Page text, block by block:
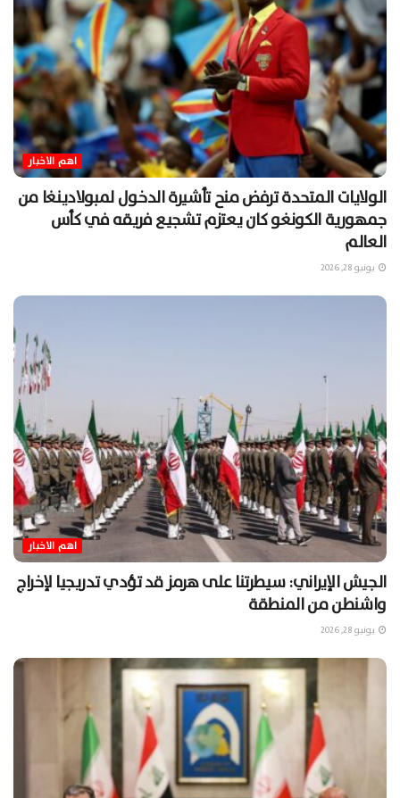
اهم الاخبار
الولايات المتحدة ترفض منح تأشيرة الدخول لمبولادينغا من
جمهورية الكونغو كان يعتزم تشجيع فريقه في كأس
العالم
يونيو 28, 2026
اهم الاخبار
الجيش الإيراني: سيطرتنا على هرمز قد تؤدي تدريجيا لإخراج
واشنطن من المنطقة
يونيو 28, 2026